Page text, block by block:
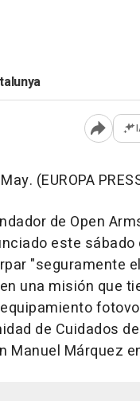
Abrir
(EUROPA
de Open
este sábado
"seguramente
una misión que
de Cuidados
Manuel Márquez